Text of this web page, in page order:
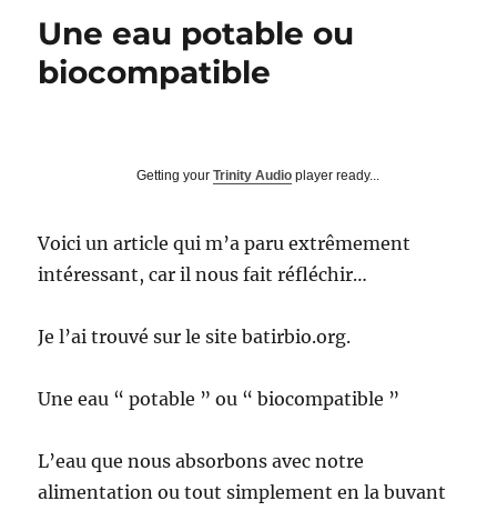
Une eau potable ou
biocompatible
Getting yourTrinity Audio player ready...
Voici un article qui m’a paru extrêmement
intéressant, car il nous fait réfléchir…
Je l’ai trouvé sur le site batirbio.org.
Une eau “ potable ” ou “ biocompatible ”
L’eau que nous absorbons avec notre
alimentation ou tout simplement en la buvant